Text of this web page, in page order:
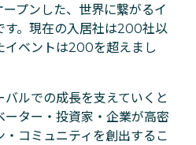
プンした、世界に繋がるイ
す。現在の入居社は200社以
イベントは200を超えまし
ルでの成長を支えていくと
ーター・投資家・企業が高密
コミュニティを創出するこ